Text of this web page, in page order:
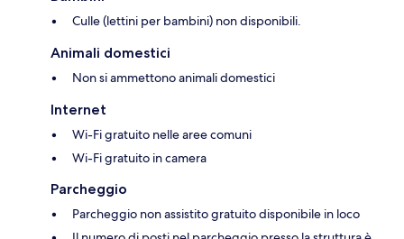
Culle (lettini per bambini) non disponibili.
Animali domestici
Non si ammettono animali domestici
Internet
Wi-Fi gratuito nelle aree comuni
Wi-Fi gratuito in camera
Parcheggio
Parcheggio non assistito gratuito disponibile in loco